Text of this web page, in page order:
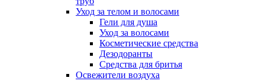
Уход за телом и волосами
Гели для душа
Уход за волосами
Косметические средства
Дезодоранты
Средства для бритья
Освежители воздуха